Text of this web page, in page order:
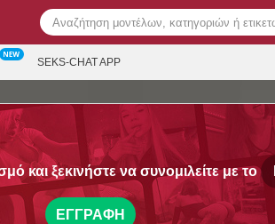
SEKS-CHAT APP
και ξεκινήστε να συνομιλείτε με το
ΕΓΓΡΑΦΉ